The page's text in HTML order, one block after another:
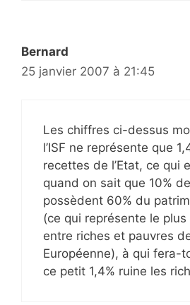
Bernard
25 janvier 2007 à 21:45
Les chiffres ci-dessus
l’ISF ne représente que
recettes de l’Etat, ce qui
quand on sait que 10%
possèdent 60% du
(ce qui représente le
entre riches et pauvres
Européenne), à qui fera-
ce petit 1,4% ruine les